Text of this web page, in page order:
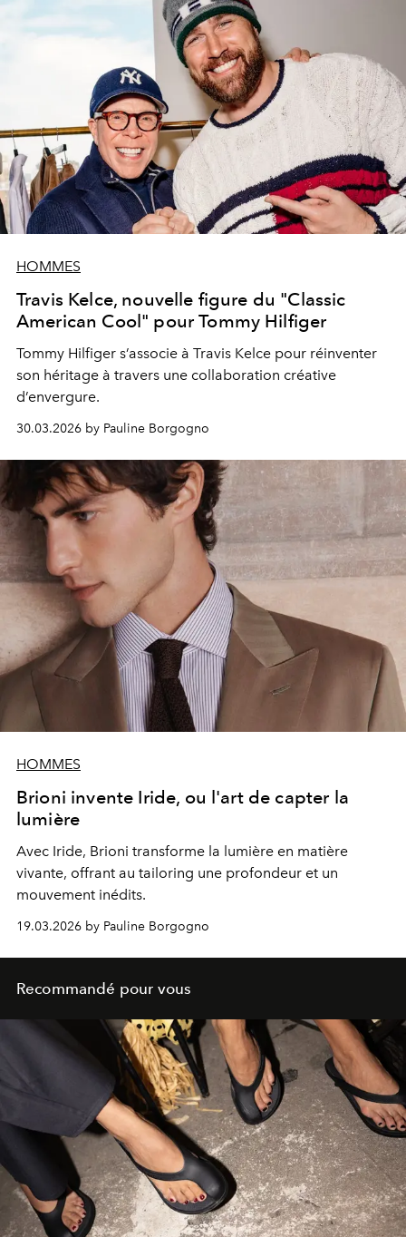
HOMMES
Travis Kelce, nouvelle figure du "Classic
American Cool" pour Tommy Hilfiger
Tommy Hilfiger s’associe à Travis Kelce pour réinventer
son héritage à travers une collaboration créative
d’envergure.
30.03.2026 by Pauline Borgogno
HOMMES
Brioni invente Iride, ou l'art de capter la
lumière
Avec Iride, Brioni transforme la lumière en matière
vivante, offrant au tailoring une profondeur et un
mouvement inédits.
19.03.2026 by Pauline Borgogno
Recommandé pour vous